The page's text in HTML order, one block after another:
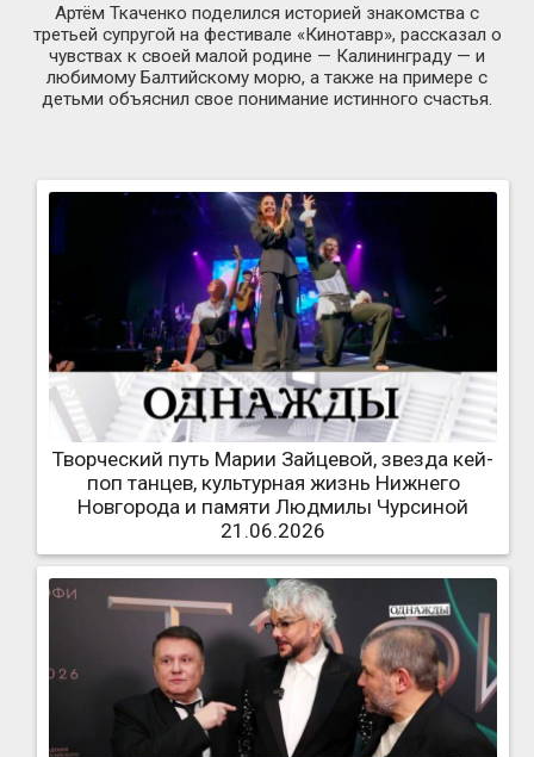
Артём Ткаченко поделился историей знакомства с
третьей супругой на фестивале «Кинотавр», рассказал о
чувствах к своей малой родине — Калининграду — и
любимому Балтийскому морю, а также на примере с
детьми объяснил свое понимание истинного счастья.
Творческий путь Марии Зайцевой, звезда кей-
поп танцев, культурная жизнь Нижнего
Новгорода и памяти Людмилы Чурсиной
21.06.2026